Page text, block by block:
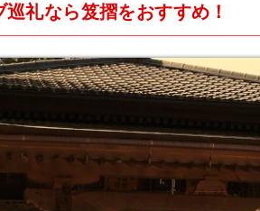
礼なら笈摺をおすすめ！